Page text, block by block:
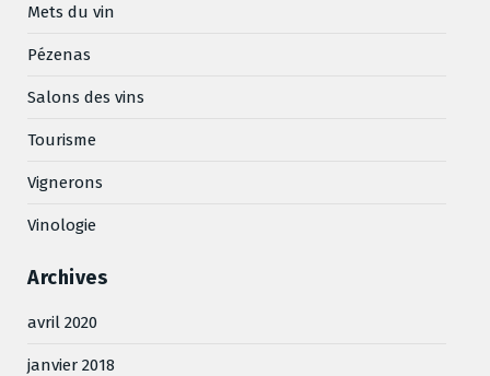
Mets du vin
Pézenas
Salons des vins
Tourisme
Vignerons
Vinologie
Archives
avril 2020
janvier 2018